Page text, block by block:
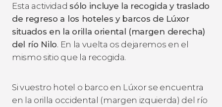
Esta actividad sólo incluye la recogida y traslado
de regreso a los hoteles y barcos de Lúxor
situados en la orilla oriental (margen derecha)
del río Nilo. En la vuelta os dejaremos en el
mismo sitio que la recogida.
Si vuestro hotel o barco en Lúxor se encuentra
en la orilla occidental (margen izquierda) del río